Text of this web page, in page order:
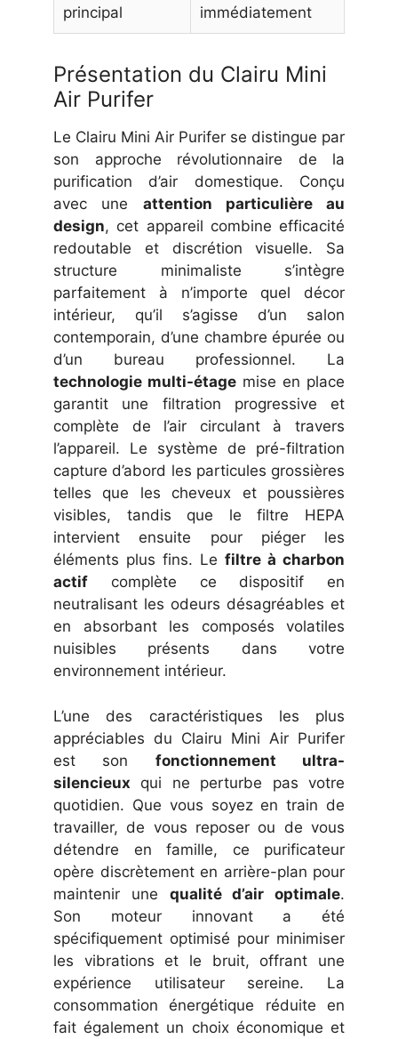
principal immédiatement
Présentation du Clairu Mini
Air Purifer
Le Clairu Mini Air Purifer se distingue par
son approche révolutionnaire de la
purification d’air domestique. Conçu
avec une attention particulière au
design, cet appareil combine efficacité
redoutable et discrétion visuelle. Sa
structure minimaliste s’intègre
parfaitement à n’importe quel décor
intérieur, qu’il s’agisse d’un salon
contemporain, d’une chambre épurée ou
d’un bureau professionnel. La
technologie multi-étage mise en place
garantit une filtration progressive et
complète de l’air circulant à travers
l’appareil. Le système de pré-filtration
capture d’abord les particules grossières
telles que les cheveux et poussières
visibles, tandis que le filtre HEPA
intervient ensuite pour piéger les
éléments plus fins. Le filtre à charbon
actif complète ce dispositif en
neutralisant les odeurs désagréables et
en absorbant les composés volatiles
nuisibles présents dans votre
environnement intérieur.
L’une des caractéristiques les plus
appréciables du Clairu Mini Air Purifer
est son fonctionnement ultra-
silencieux qui ne perturbe pas votre
quotidien. Que vous soyez en train de
travailler, de vous reposer ou de vous
détendre en famille, ce purificateur
opère discrètement en arrière-plan pour
maintenir une qualité d’air optimale.
Son moteur innovant a été
spécifiquement optimisé pour minimiser
les vibrations et le bruit, offrant une
expérience utilisateur sereine. La
consommation énergétique réduite en
fait également un choix économique et